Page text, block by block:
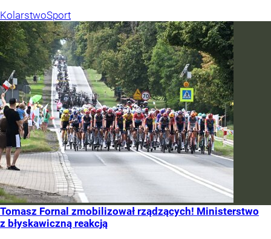
KolarstwoSport
Tomasz Fornal zmobilizował rządzących! Ministerstwo
z błyskawiczną reakcją